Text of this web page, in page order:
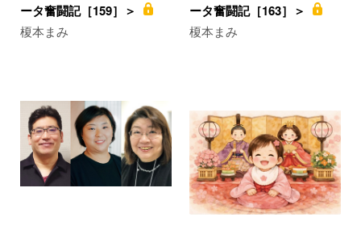
ータ奮闘記［159］＞
榎本まみ
ータ奮闘記［163］＞
榎本まみ